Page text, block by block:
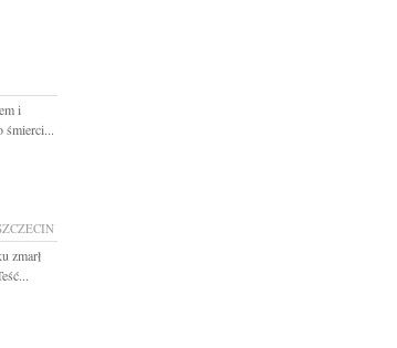
i
śmierci...
zmarł